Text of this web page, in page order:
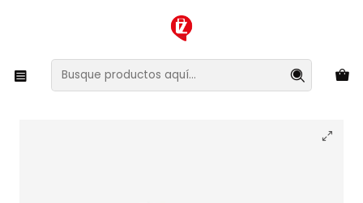
XMAS SALE ¡Compra antes de que la oferta termine!
Lentes y Accesorios Lentes de Sol
Lentes de Sol Hawkers Aero HAER24EYT0